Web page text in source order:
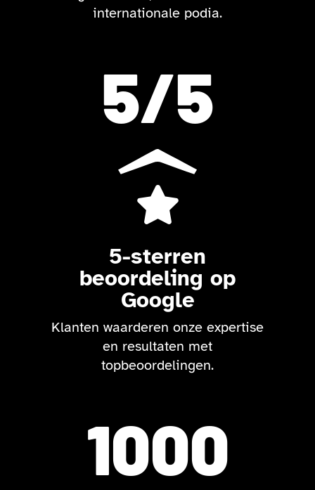
internationale podia.
5/5

5-sterren
beoordeling op
Google
Klanten waarderen onze expertise
en resultaten met
topbeoordelingen.
1000